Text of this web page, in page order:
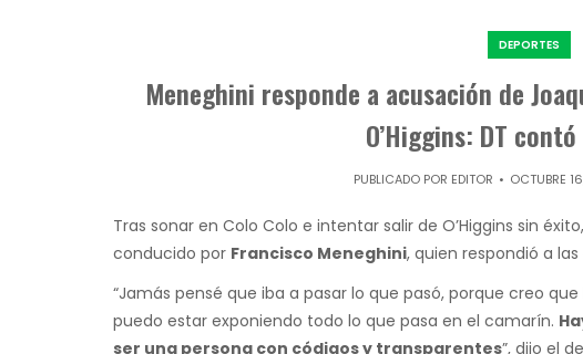
DEPORTES
Meneghini responde a acusación de
O’Higgins: DT
PUBLICADO POR EDITOR OCTUBRE
Tras sonar en Colo Colo e intentar salir de O’Higgins sin
conducido por Francisco Meneghini, quien respondió a
“Jamás pensé que iba a pasar lo que pasó, porque creo
puedo estar exponiendo todo lo que pasa en el camarín.
ser una persona con códigos y transparentes”, dijo el